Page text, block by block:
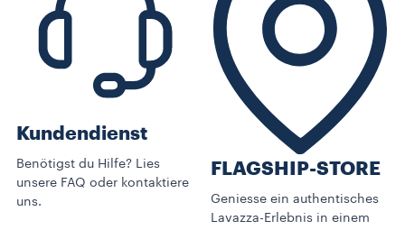
Kundendienst
Benötigst du Hilfe? Lies
unsere FAQ oder kontaktiere
uns.
FLAGSHIP-STORE
Geniesse ein authentisches
Lavazza-Erlebnis in einem